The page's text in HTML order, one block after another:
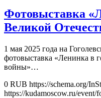
Фотовыставка
Великой
1 мая 2025 года на
фотовыставка «Ленинка в
войны»…
0 RUB https://schema.org/
https://kudamoscow.ru/